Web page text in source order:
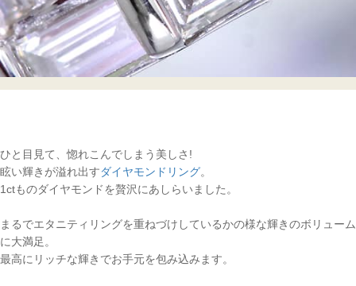
ひと目見て、惚れこんでしまう美しさ!
眩い輝きが溢れ出すダイヤモンドリング。
1ctものダイヤモンドを贅沢にあしらいました。
まるでエタニティリングを重ねづけしているかの様な輝きのボリューム
に大満足。
最高にリッチな輝きでお手元を包み込みます。